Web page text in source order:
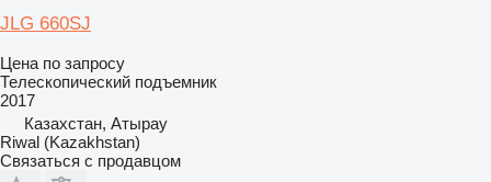
JLG 660SJ
Цена по запросу
Телескопический подъемник
2017
Казахстан, Атырау
Riwal (Kazakhstan)
Связаться с продавцом